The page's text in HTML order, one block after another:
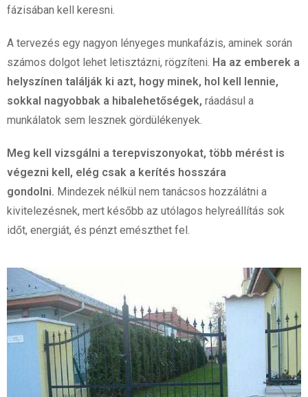
fázisában kell keresni.
A tervezés egy nagyon lényeges munkafázis, aminek során
számos dolgot lehet letisztázni, rögzíteni. Ha az emberek a
helyszínen találják ki azt, hogy minek, hol kell lennie,
sokkal nagyobbak a hibalehetőségek, ráadásul a
munkálatok sem lesznek gördülékenyek.
Meg kell vizsgálni a terepviszonyokat, több mérést is
végezni kell, elég csak a kerítés hosszára
gondolni. Mindezek nélkül nem tanácsos hozzálátni a
kivitelezésnek, mert később az utólagos helyreállítás sok
időt, energiát, és pénzt emészthet fel.